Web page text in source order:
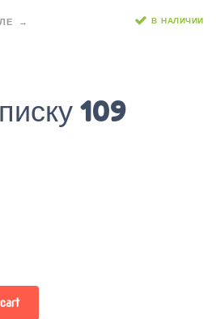
В НАЛИЧИИ
109